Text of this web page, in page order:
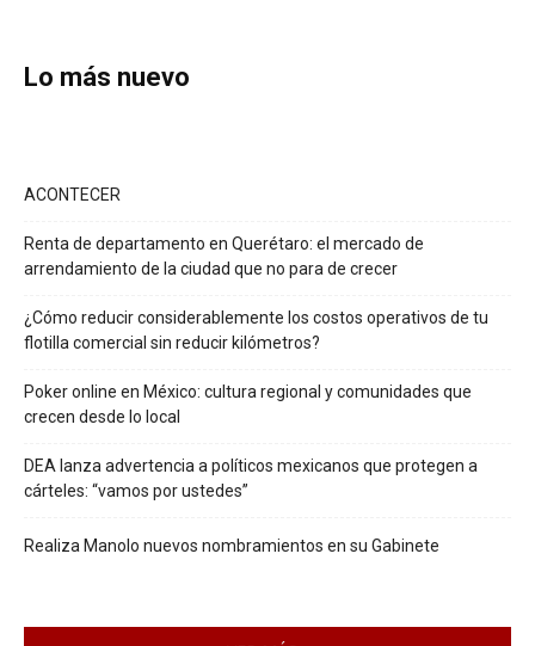
Lo más nuevo
ACONTECER
Renta de departamento en Querétaro: el mercado de
arrendamiento de la ciudad que no para de crecer
¿Cómo reducir considerablemente los costos operativos de tu
flotilla comercial sin reducir kilómetros?
Poker online en México: cultura regional y comunidades que
crecen desde lo local
DEA lanza advertencia a políticos mexicanos que protegen a
cárteles: “vamos por ustedes”
Realiza Manolo nuevos nombramientos en su Gabinete